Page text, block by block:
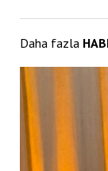
Daha fazla